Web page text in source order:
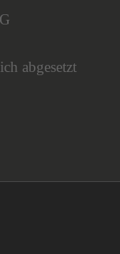
abgesetzt